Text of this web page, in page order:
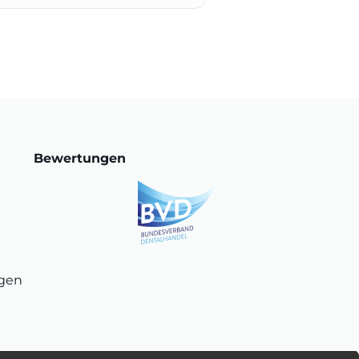
Bewertungen